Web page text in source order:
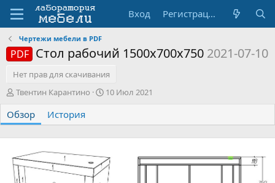
Вход Регистрация
Чертежи мебели в PDF
PDF Стол рабочий 1500х700х750 2021-07-10
Нет прав для скачивания
А
т
о
р
Твентин Карантино
Д
а
с
з
д
а
10 Июл 2021
Обзор История